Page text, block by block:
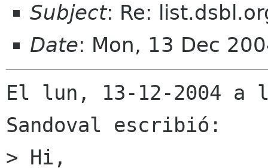
Subject: Re:
Date: Mon, 13 Dec
El lun, 13-12-2004 a
Sandoval escribió:
> Hi,